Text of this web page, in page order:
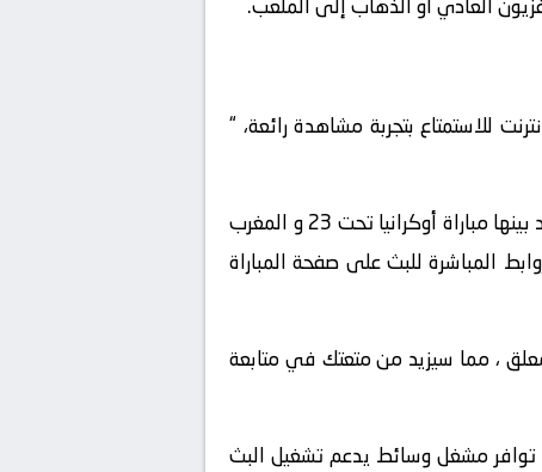
” واستعرض قائمة المباريات المباشرة المتاحة في تاريخ 2024-07-27 ، ستجد بينها مباراة أوكرانيا تحت 23 و المغرب
المباشرة للبث على صفحة المباراة
، مما سيزيد من متعتك في متابعة
توافر مشغل وسائط يدعم تشغيل البث